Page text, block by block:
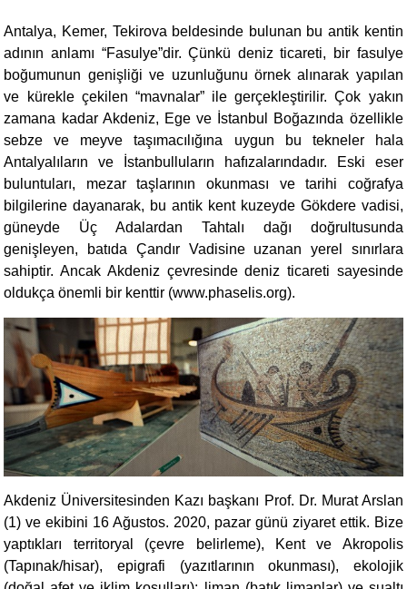
Antalya, Kemer, Tekirova beldesinde bulunan bu antik kentin
adının anlamı “Fasulye”dir. Çünkü deniz ticareti, bir fasulye
boğumunun genişliği ve uzunluğunu örnek alınarak yapılan
ve kürekle çekilen “mavnalar” ile gerçekleştirilir. Çok yakın
zamana kadar Akdeniz, Ege ve İstanbul Boğazında özellikle
sebze ve meyve taşımacılığına uygun bu tekneler hala
Antalyalıların ve İstanbulluların hafızalarındadır. Eski eser
buluntuları, mezar taşlarının okunması ve tarihi coğrafya
bilgilerine dayanarak, bu antik kent kuzeyde Gökdere vadisi,
güneyde Üç Adalardan Tahtalı dağı doğrultusunda
genişleyen, batıda Çandır Vadisine uzanan yerel sınırlara
sahiptir. Ancak Akdeniz çevresinde deniz ticareti sayesinde
oldukça önemli bir kenttir (www.phaselis.org).
Akdeniz Üniversitesinden Kazı başkanı Prof. Dr. Murat Arslan
(1) ve ekibini 16 Ağustos. 2020, pazar günü ziyaret ettik. Bize
yaptıkları territoryal (çevre belirleme), Kent ve Akropolis
(Tapınak/hisar), epigrafi (yazıtlarının okunması), ekolojik